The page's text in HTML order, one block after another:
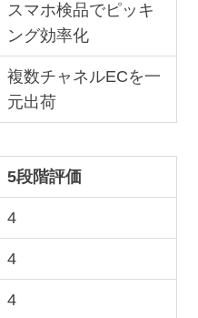
スマホ検品でピッキ
ング効率化
複数チャネルECを一
元出荷
5段階評価
4
4
4